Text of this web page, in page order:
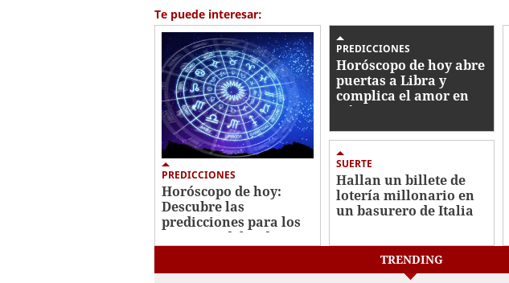
1
minute,
56
secondsVolume
0%
Te puede interesar:
PREDICCIONES
Horóscopo de hoy:
Descubre las
predicciones para los
12 signos del zodiaco
PREDICCIONES
Horóscopo de hoy abre
puertas a Libra y
complica el amor en
Géminis
SUERTE
Hallan un billete de
lotería millonario en
un basurero de Italia
TRENDING